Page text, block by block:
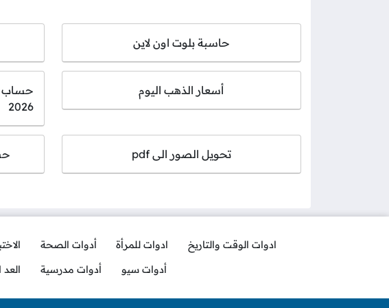
حاسبة بلوت اون لاين
أسعار الذهب اليوم
2026
تحويل الصور الى pdf
ادوات الوقت والتاريخ ادوات للمرأة أدوات الصحة
أدوات سيو
أدوات مدرسية العد